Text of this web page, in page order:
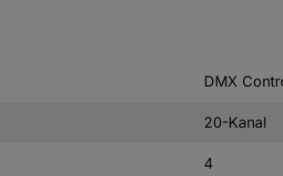
DMX
20-Kanal
4